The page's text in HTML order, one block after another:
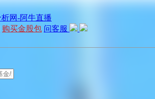
购买金股包 问客服